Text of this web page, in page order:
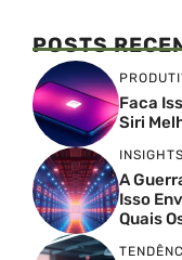
POSTS
Faca
Siri
A
Isso
Quais